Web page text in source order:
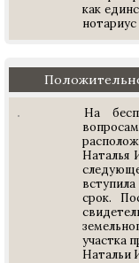
как
На
Наталья
срок.
участка
Натальи